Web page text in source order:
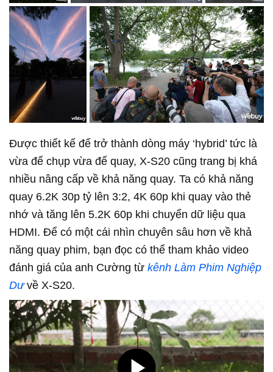
Được thiết kế để trở thành dòng máy ‘hybrid’ tức là
vừa để chụp vừa để quay, X-S20 cũng trang bị khá
nhiều nâng cấp về khả năng quay. Ta có khả năng
quay 6.2K 30p tỷ lên 3:2, 4K 60p khi quay vào thẻ
nhớ và tăng lên 5.2K 60p khi chuyển dữ liệu qua
HDMI. Để có một cái nhìn chuyên sâu hơn về khả
năng quay phim, bạn đọc có thể tham khảo video
đánh giá của anh Cường từ kênh Làm Phim Nghiệp
Dưvề X-S20.